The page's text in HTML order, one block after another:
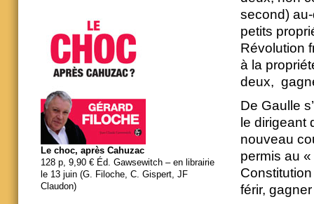
second)
petits
Révolution
à la
deux,
De Gaulle
le dirigeant
nouveau
permis au
férir,
Le choc, après Cahuzac
128 p, 9,90 € Éd. Gawsewitch – en librairie
le 13 juin (G. Filoche, C. Gispert, JF
Claudon)